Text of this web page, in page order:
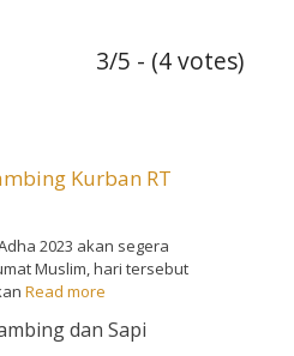
3/5 - (4 votes)
2023 akan segera
Muslim, hari tersebut
Read more
dan Sapi